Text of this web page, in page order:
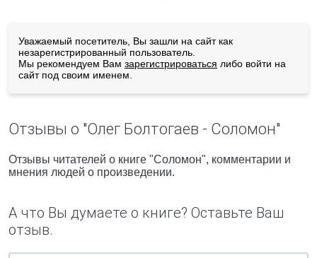
Уважаемый посетитель, Вы зашли на сайт как
незарегистрированный пользователь.
Мы рекомендуем Вам зарегистрироваться либо войти на
сайт под своим именем.
Отзывы о "Олег Болтогаев - Соломон"
Отзывы читателей о книге "Соломон", комментарии и
мнения людей о произведении.
А что Вы думаете о книге? Оставьте Ваш
отзыв.